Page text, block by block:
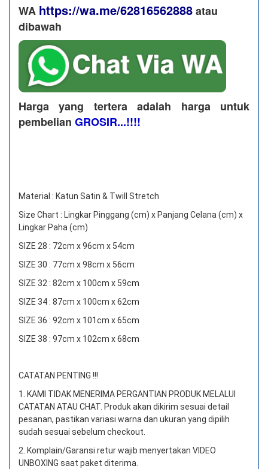
WA https://wa.me/62816562888​ atau
dibawah
Harga yang tertera adalah harga untuk
pembelian GROSIR...!!!!
Material : Katun Satin & Twill Stretch
Size Chart : Lingkar Pinggang (cm) x Panjang Celana (cm) x
Lingkar Paha (cm)
SIZE 28 : 72cm x 96cm x 54cm
SIZE 30 : 77cm x 98cm x 56cm
SIZE 32 : 82cm x 100cm x 59cm
SIZE 34 : 87cm x 100cm x 62cm
SIZE 36 : 92cm x 101cm x 65cm
SIZE 38 : 97cm x 102cm x 68cm
CATATAN PENTING !!!
1. KAMI TIDAK MENERIMA PERGANTIAN PRODUK MELALUI
CATATAN ATAU CHAT. Produk akan dikirim sesuai detail
pesanan, pastikan variasi warna dan ukuran yang dipilih
sudah sesuai sebelum checkout.
2. Komplain/Garansi retur wajib menyertakan VIDEO
UNBOXING saat paket diterima.